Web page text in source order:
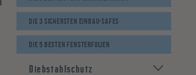
DIE 3 SICHERSTEN EINBAU-SAFES
DIE 5 BESTEN FENSTERFOLIEN
Diebstahlschutz